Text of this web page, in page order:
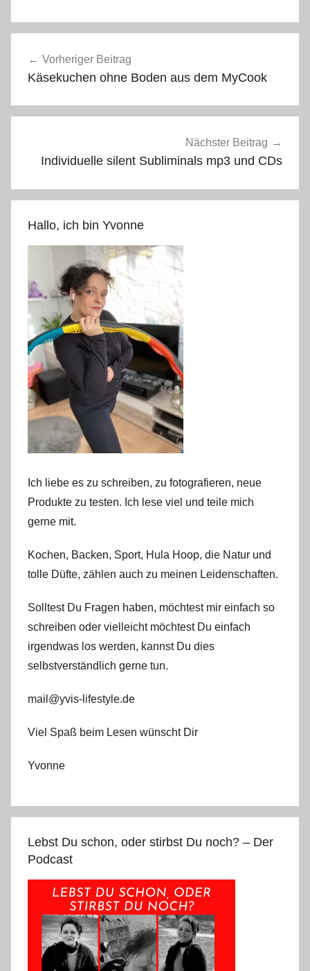
Vorheriger Beitrag
Käsekuchen ohne Boden aus dem MyCook
Nächster Beitrag
Individuelle silent Subliminals mp3 und CDs
Hallo, ich bin Yvonne
Ich liebe es zu schreiben, zu fotografieren, neue
Produkte zu testen. Ich lese viel und teile mich
gerne mit.
Kochen, Backen, Sport, Hula Hoop, die Natur und
tolle Düfte, zählen auch zu meinen Leidenschaften.
Solltest Du Fragen haben, möchtest mir einfach so
schreiben oder vielleicht möchtest Du einfach
irgendwas los werden, kannst Du dies
selbstverständlich gerne tun.
mail@yvis-lifestyle.de
Viel Spaß beim Lesen wünscht Dir
Yvonne
Lebst Du schon, oder stirbst Du noch? – Der
Podcast